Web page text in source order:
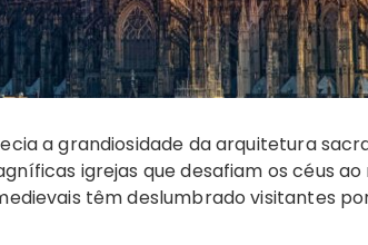
a grandiosidade da arquitetura
igrejas que desafiam os céus ao
têm deslumbrado visitantes